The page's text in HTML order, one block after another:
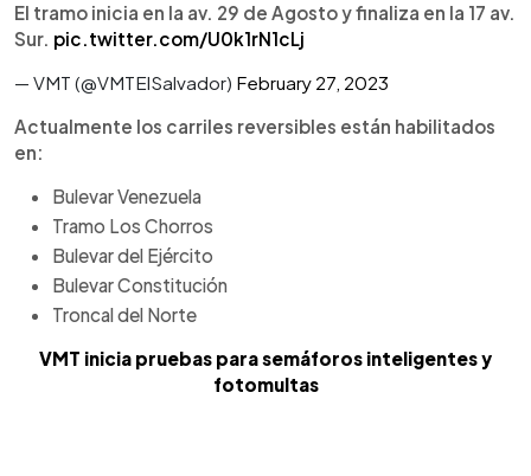
El tramo inicia en la av. 29 de Agosto y finaliza en la 17 av.
Sur. pic.twitter.com/U0k1rN1cLj
— VMT (@VMTElSalvador) February 27, 2023
Actualmente los carriles reversibles están habilitados
en:
Bulevar Venezuela
Tramo Los Chorros
Bulevar del Ejército
Bulevar Constitución
Troncal del Norte
VMT inicia pruebas para semáforos inteligentes y
fotomultas